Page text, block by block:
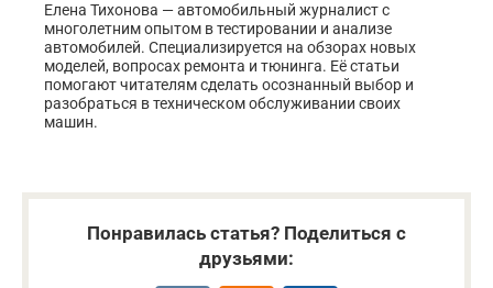
Елена Тихонова — автомобильный журналист с
многолетним опытом в тестировании и анализе
автомобилей. Специализируется на обзорах новых
моделей, вопросах ремонта и тюнинга. Её статьи
помогают читателям сделать осознанный выбор и
разобраться в техническом обслуживании своих
машин.
Понравилась статья? Поделиться с
друзьями: